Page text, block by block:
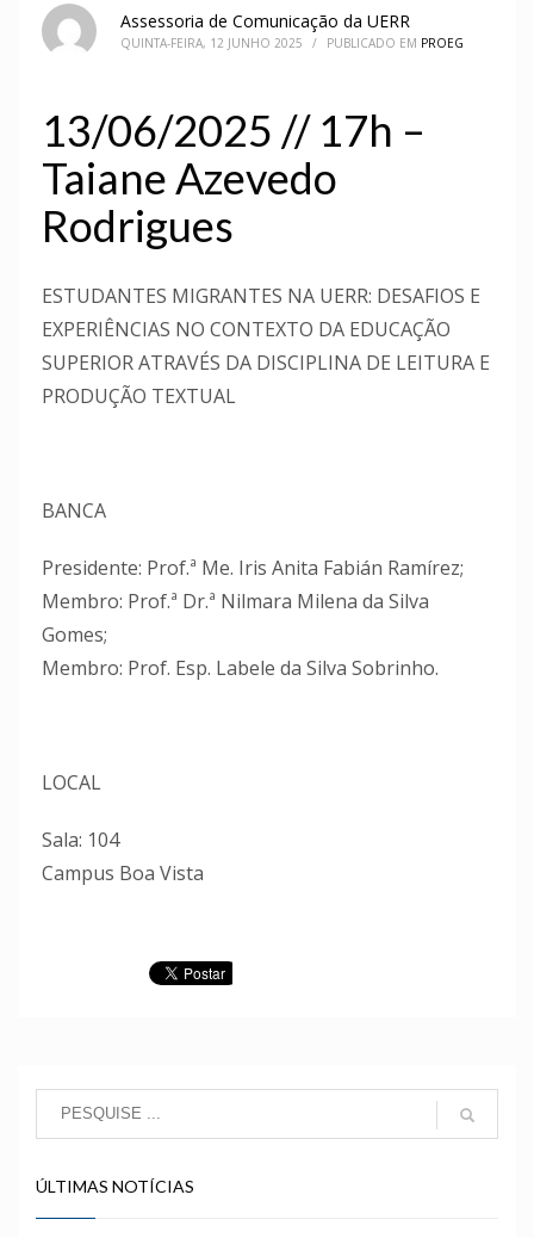
Assessoria de Comunicação da UERR
QUINTA-FEIRA, 12 JUNHO 2025 / PUBLICADO EM PROEG
13/06/2025 // 17h –
Taiane Azevedo
Rodrigues
ESTUDANTES MIGRANTES NA UERR: DESAFIOS E
EXPERIÊNCIAS NO CONTEXTO DA EDUCAÇÃO
SUPERIOR ATRAVÉS DA DISCIPLINA DE LEITURA E
PRODUÇÃO TEXTUAL
BANCA
Presidente: Prof.ª Me. Iris Anita Fabián Ramírez;
Membro: Prof.ª Dr.ª Nilmara Milena da Silva
Gomes;
Membro: Prof. Esp. Labele da Silva Sobrinho.
LOCAL
Sala: 104
Campus Boa Vista
ÚLTIMAS NOTÍCIAS